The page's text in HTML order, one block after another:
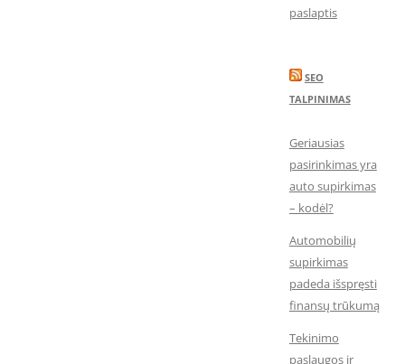
paslaptis
SEO
TALPINIMAS
Geriausias
pasirinkimas yra
auto supirkimas
– kodėl?
Automobilių
supirkimas
padeda išspręsti
finansų trūkumą
Tekinimo
paslaugos ir